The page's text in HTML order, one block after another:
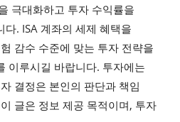
극대화하고 투자 수익률을
. ISA 계좌의 세제 혜택을
감수 수준에 맞는 투자 전략을
이루시길 바랍니다. 투자에는
결정은 본인의 판단과 책임
글은 정보 제공 목적이며, 투자